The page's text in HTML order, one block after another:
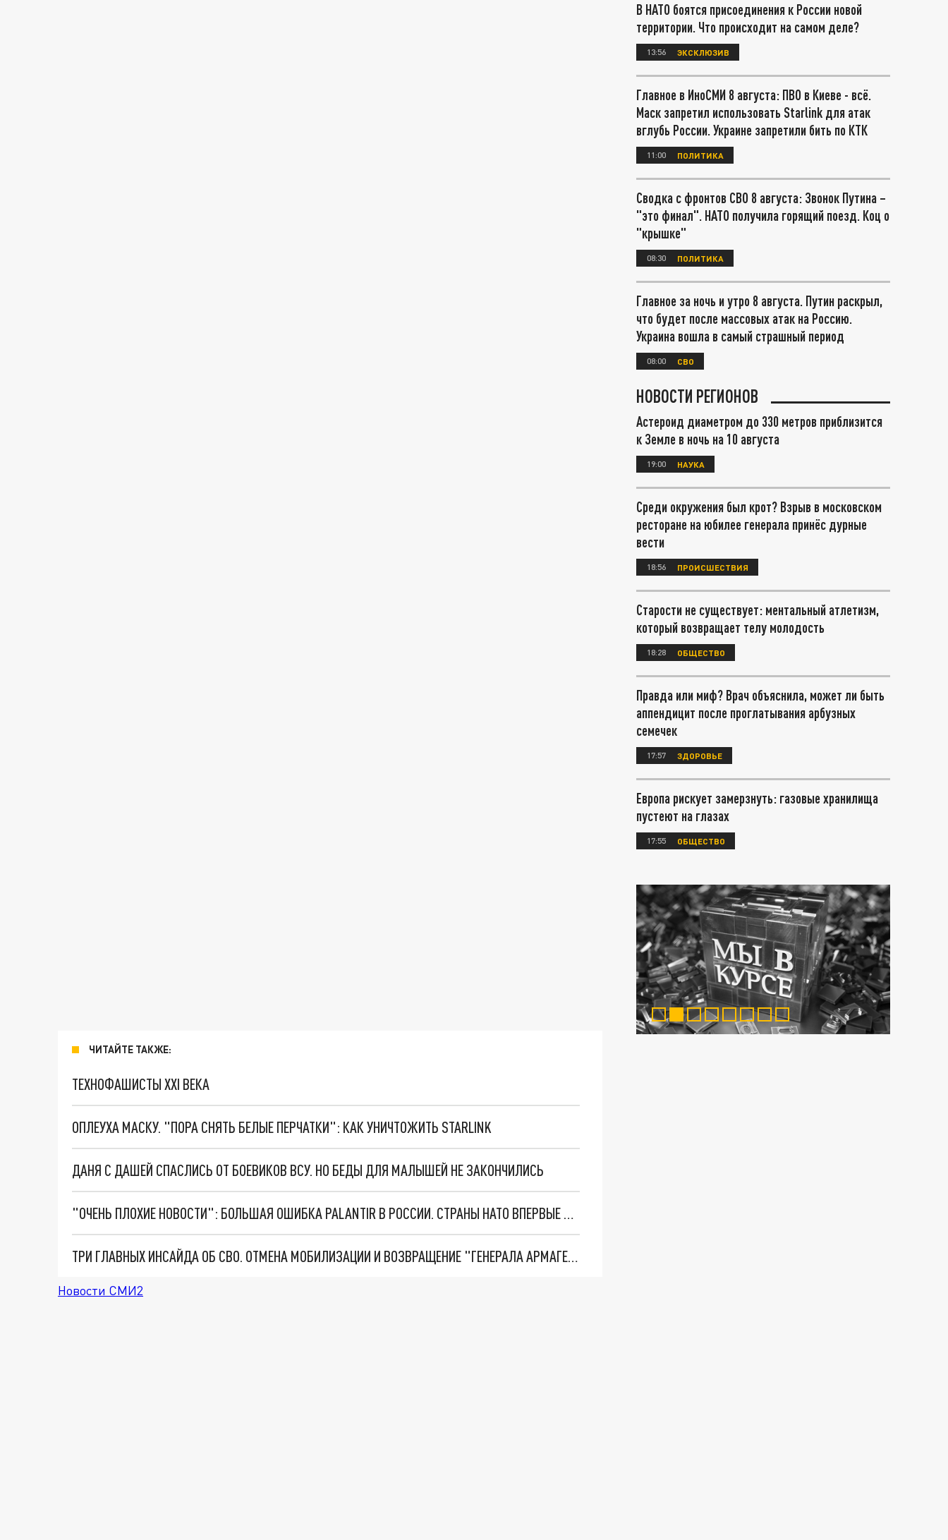
ЧИТАЙТЕ ТАКЖЕ:
ТЕХНОФАШИСТЫ XXI ВЕКА
ОПЛЕУХА МАСКУ. "ПОРА СНЯТЬ БЕЛЫЕ ПЕРЧАТКИ": КАК УНИЧТОЖИТЬ STARLINK
ДАНЯ С ДАШЕЙ СПАСЛИСЬ ОТ БОЕВИКОВ ВСУ. НО БЕДЫ ДЛЯ МАЛЫШЕЙ НЕ ЗАКОНЧИЛИСЬ
"ОЧЕНЬ ПЛОХИЕ НОВОСТИ": БОЛЬШАЯ ОШИБКА PALANTIR В РОССИИ. СТРАНЫ НАТО ВПЕРВЫЕ ЗА СВО ОСТАНОВИЛИ ПОСТАВКИ ОРУЖИЯ. ВСУ ТЕРЯЮТ ПРИГРАНИЧЬЕ?
ТРИ ГЛАВНЫХ ИНСАЙДА ОБ СВО. ОТМЕНА МОБИЛИЗАЦИИ И ВОЗВРАЩЕНИЕ "ГЕНЕРАЛА АРМАГЕДДОНА"? ОТЛИЧНЫЕ НОВОСТИ, КОТОРЫЕ ЖДАЛИ ВСЕ
Новости СМИ2
В НАТО боятся присоединения к России новой
территории. Что происходит на самом деле?
13:56 ЭКСКЛЮЗИВ
Главное в ИноСМИ 8 августа: ПВО в Киеве - всё.
Маск запретил использовать Starlink для атак
вглубь России. Украине запретили бить по КТК
11:00 ПОЛИТИКА
Сводка с фронтов СВО 8 августа: Звонок Путина –
"это финал". НАТО получила горящий поезд. Коц о
"крышке"
08:30 ПОЛИТИКА
Главное за ночь и утро 8 августа. Путин раскрыл,
что будет после массовых атак на Россию.
Украина вошла в самый страшный период
08:00 СВО
НОВОСТИ РЕГИОНОВ
Астероид диаметром до 330 метров приблизится
к Земле в ночь на 10 августа
19:00 НАУКА
Среди окружения был крот? Взрыв в московском
ресторане на юбилее генерала принёс дурные
вести
18:56 ПРОИСШЕСТВИЯ
Старости не существует: ментальный атлетизм,
который возвращает телу молодость
18:28 ОБЩЕСТВО
Правда или миф? Врач объяснила, может ли быть
аппендицит после проглатывания арбузных
семечек
17:57 ЗДОРОВЬЕ
Европа рискует замерзнуть: газовые хранилища
пустеют на глазах
17:55 ОБЩЕСТВО